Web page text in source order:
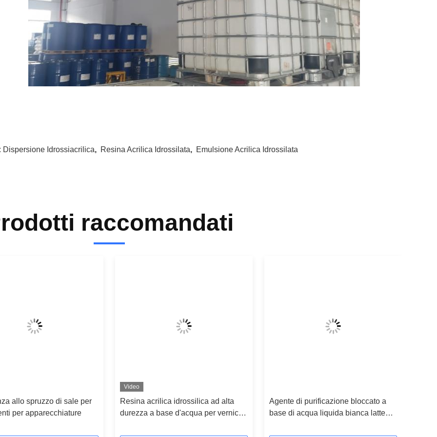
Dispersione Idrossiacrilica, Resina Acrilica Idrossilata, Emulsione Acrilica Idrossilata
raccomandati
allo spruzzo di sale per
per apparecchiature
Video
Resina acrilica idrossilica ad alta
durezza a base d'acqua per vernici
Agente di purificazione bloccato a
base di acqua liquida bianca lattea